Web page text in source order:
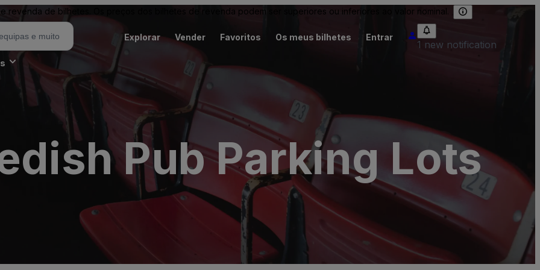
revenda de bilhetes. Os preços dos bilhetes de revenda podem ser superiores ou inferiores ao valor nominal.
Explorar Vender Favoritos Os meus bilhetes Entrar
1 new notification
Pub Parking Lots